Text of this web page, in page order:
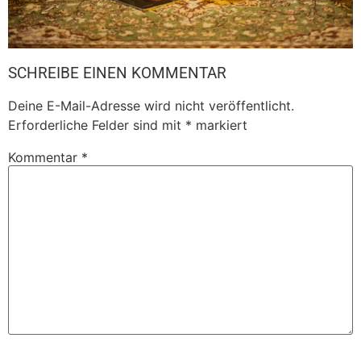
SCHREIBE EINEN KOMMENTAR
Deine E-Mail-Adresse wird nicht veröffentlicht.
Erforderliche Felder sind mit * markiert
Kommentar *